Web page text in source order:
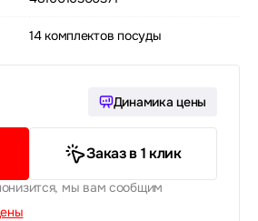
14 комплектов посуды
Динамика цены
Заказ в 1 клик
мы вам сообщим